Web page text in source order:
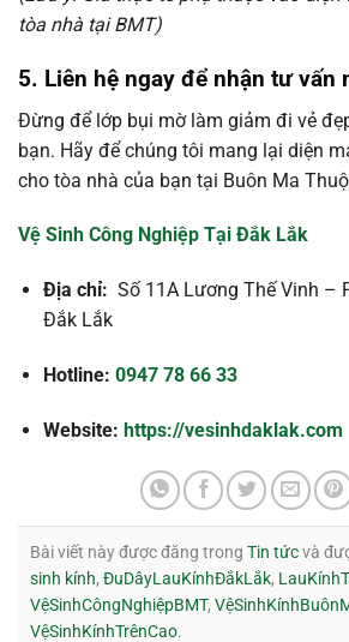
tòa nhà tại BMT)
5. Liên hệ ngay để nhận tư vấn
Đừng để lớp bụi mờ làm giảm đi vẻ
bạn. Hãy để chúng tôi mang lại diện
cho tòa nhà của bạn tại Buôn Ma
Vệ Sinh Công Nghiệp Tại Đắk Lắk
Địa chỉ: Số 11A Lương Thế Vinh –
Đắk Lắk
Hotline: 0947 78 66 33
Website: https://vesinhdaklak.com
Bài viết này được đăng trong Tin tứcvà
sinh kính, ĐuDâyLauKínhĐắkLắk,
VệSinhCôngNghiệpBMT,
VệSinhKínhTrênCao.